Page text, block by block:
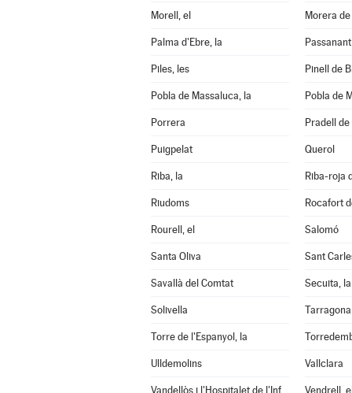
Morell, el Morera
Palma d'Ebre, la Passanant
Piles, les Pinell de
Pobla de Massaluca, la Pobla de
Porrera Pradell
Puigpelat Querol
Riba, la Riba-roja
Riudoms Rocafort
Rourell, el Salomó
Santa Oliva Sant
Savallà del Comtat Secuita, la
Solivella Tarragona
Torre de l'Espanyol, la
Ulldemolins Vallclara
Vandellòs i l'Hospitalet de l'Infant Vendrell, el